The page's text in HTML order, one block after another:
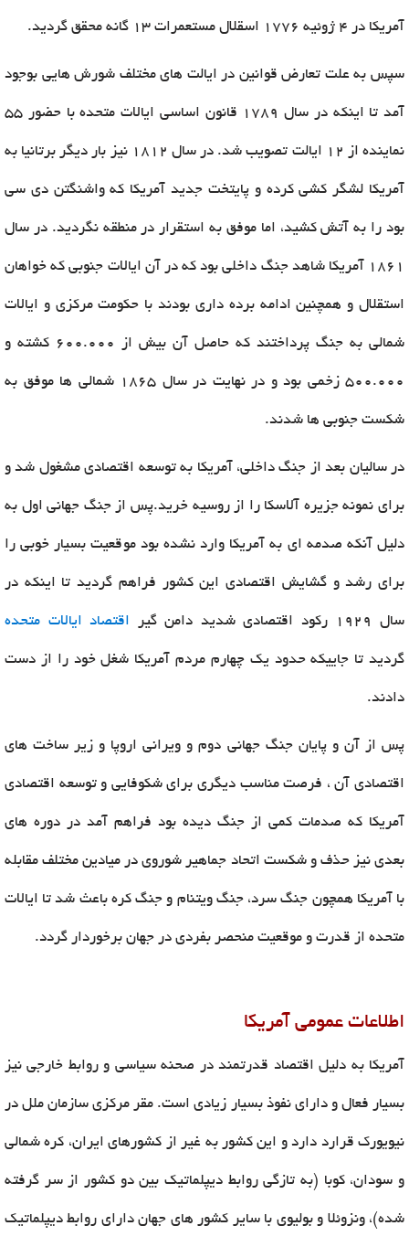
آمریکا در ۴ ژوئیه ۱۷۷۶ اسقلال مستعمرات 13 گانه محقق گردید.
سپس به علت تعارض قوانین در ایالت های مختلف شورش هایی بوجود
آمد تا اینکه در سال 1789 قانون اساسی ایالات متحده با حضور 55
نماینده از 12 ایالت تصویب شد. در سال ۱۸۱۲ نیز بار دیگر برتانیا به
آمریکا لشگر کشی کرده و پایتخت جدید آمریکا که واشنگتن دی سی
بود را به آتش کشید، اما موفق به استقرار در منطقه نگردید. در سال
1861 آمریکا شاهد جنگ داخلی بود که در آن ایالات جنوبی که خواهان
استقلال و همچنین ادامه برده داری بودند با حکومت مرکزی و ایالات
شمالی به جنگ پرداختند که حاصل آن بیش از 600.000 کشته و
500.000 زخمی بود و در نهایت در سال 1865 شمالی ها موفق به
شکست جنوبی ها شدند.
در سالیان بعد از جنگ داخلی، آمریکا به توسعه اقتصادی مشغول شد و
برای نمونه جزیره آلاسکا را از روسیه خرید.پس از جنگ جهانی اول به
دلیل آنکه صدمه ای به آمریکا وارد نشده بود موقعیت بسیار خوبی را
برای رشد و گشایش اقتصادی این کشور فراهم گردید تا اینکه در
سال 1929 رکود اقتصادی شدید دامن گیر اقتصاد ایالات متحده
گردید تا جاییکه حدود یک چهارم مردم آمریکا شغل خود را از دست
دادند.
پس از آن و پایان جنگ جهانی دوم و ویرانی اروپا و زیر ساخت های
اقتصادی آن ، فرصت مناسب دیگری برای شکوفایی و توسعه اقتصادی
آمریکا که صدمات کمی از جنگ دیده بود فراهم آمد در دوره های
بعدی نیز حذف و شکست اتحاد جماهیر شوروی در میادین مختلف مقابله
با آمریکا همچون جنگ سرد، جنگ ویتنام و جنگ کره باعث شد تا ایالات
متحده از قدرت و موقعیت منحصر بفردی در جهان برخوردار گردد.
اطلاعات عمومی آمریکا
آمریکا به دلیل اقتصاد قدرتمند در صحنه سیاسی و روابط خارجی نیز
بسیار فعال و دارای نفوذ بسیار زیادی است. مقر مرکزی سازمان ملل در
نیویورک قرارد دارد و این کشور به غیر از کشورهای ایران، کره شمالی
و سودان، کوبا (به تازگی روابط دیپلماتیک بین دو کشور از سر گرفته
شده)، ونزوئلا و بولیوی با سایر کشور های جهان دارای روابط دیپلماتیک